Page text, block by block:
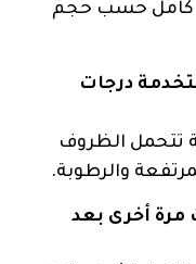
كامل حسب حجم
درجات
تتحمل الظروف
والرطوبة.
مرة أخرى بعد